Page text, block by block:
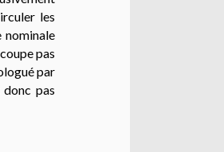
les
nominale
pas
par
pas